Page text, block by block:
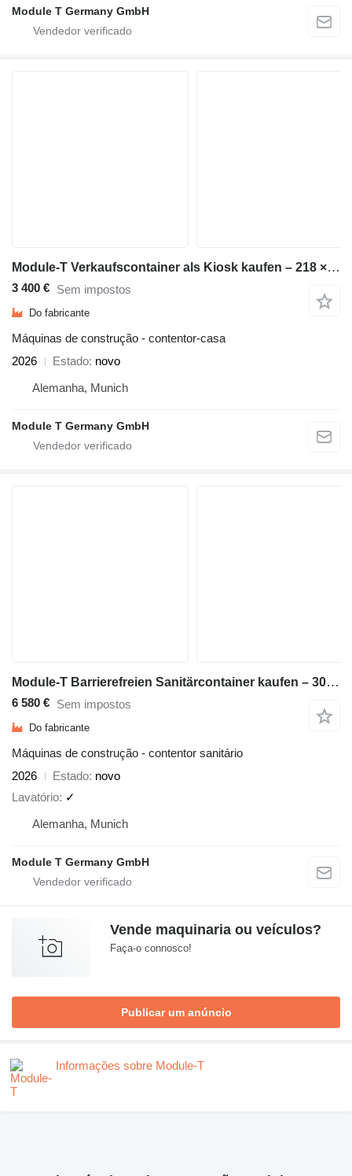
Module T Germany GmbH
Module-T Verkaufscontainer als Kiosk kaufen – 218 × 143 cm | NEU
3 400 € Sem impostos
Do fabricante
Máquinas de construção - contentor-casa
2026
Estado novo
Alemanha, Munich
Module T Germany GmbH
Module-T Barrierefreien Sanitärcontainer kaufen – 300 × 240 cm, 7,2 m² |
6 580 € Sem impostos
Do fabricante
Máquinas de construção - contentor sanitário
2026
Estado novo
Lavatório ✓
Alemanha, Munich
Module T Germany GmbH
Vende maquinaria ou veículos?
Faça-o connosco!
Publicar um anúncio
Informações sobre Module-T